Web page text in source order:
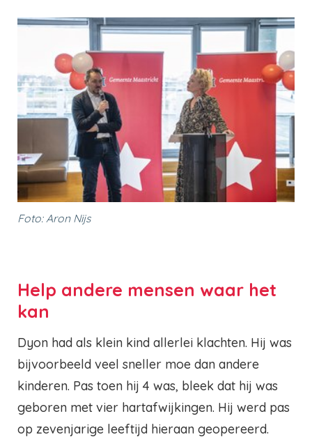
Foto: Aron Nijs
Help andere mensen waar het
kan
Dyon had als klein kind allerlei klachten. Hij was
bijvoorbeeld veel sneller moe dan andere
kinderen. Pas toen hij 4 was, bleek dat hij was
geboren met vier hartafwijkingen. Hij werd pas
op zevenjarige leeftijd hieraan geopereerd.